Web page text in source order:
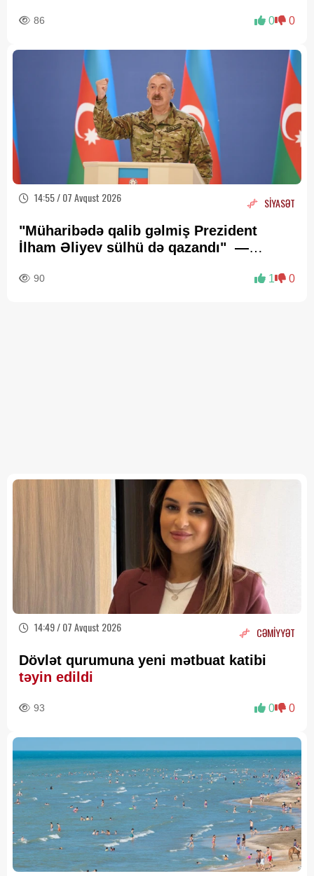
86 0 0
14:55 / 07 Avqust 2026 SİYASƏT
"Müharibədə qalib gəlmiş Prezident
İlham Əliyev sülhü də qazandı" —
90 1 0
14:49 / 07 Avqust 2026 CƏMİYYƏT
Dövlət qurumuna yeni mətbuat katibi
təyin edildi
93 0 0